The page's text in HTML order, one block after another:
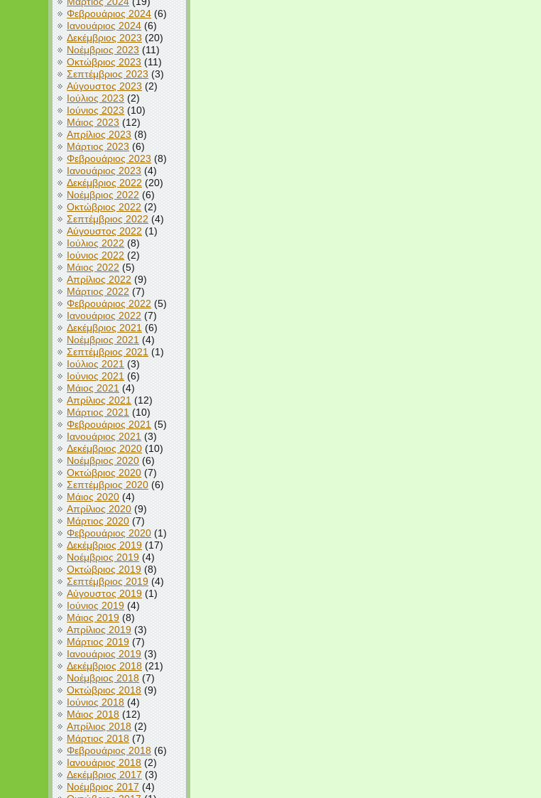
Φεβρουάριος 2024 (6)
Ιανουάριος 2024 (6)
Δεκέμβριος 2023 (20)
Νοέμβριος 2023 (11)
Οκτώβριος 2023 (11)
Σεπτέμβριος 2023 (3)
Αύγουστος 2023 (2)
Ιούλιος 2023 (2)
Ιούνιος 2023 (10)
Μάιος 2023 (12)
Απρίλιος 2023 (8)
Μάρτιος 2023 (6)
Φεβρουάριος 2023 (8)
Ιανουάριος 2023 (4)
Δεκέμβριος 2022 (20)
Νοέμβριος 2022 (6)
Οκτώβριος 2022 (2)
Σεπτέμβριος 2022 (4)
Αύγουστος 2022 (1)
Ιούλιος 2022 (8)
Ιούνιος 2022 (2)
Μάιος 2022 (5)
Απρίλιος 2022 (9)
Μάρτιος 2022 (7)
Φεβρουάριος 2022 (5)
Ιανουάριος 2022 (7)
Δεκέμβριος 2021 (6)
Νοέμβριος 2021 (4)
Σεπτέμβριος 2021 (1)
Ιούλιος 2021 (3)
Ιούνιος 2021 (6)
Μάιος 2021 (4)
Απρίλιος 2021 (12)
Μάρτιος 2021 (10)
Φεβρουάριος 2021 (5)
Ιανουάριος 2021 (3)
Δεκέμβριος 2020 (10)
Νοέμβριος 2020 (6)
Οκτώβριος 2020 (7)
Σεπτέμβριος 2020 (6)
Μάιος 2020 (4)
Απρίλιος 2020 (9)
Μάρτιος 2020 (7)
Φεβρουάριος 2020 (1)
Δεκέμβριος 2019 (17)
Νοέμβριος 2019 (4)
Οκτώβριος 2019 (8)
Σεπτέμβριος 2019 (4)
Αύγουστος 2019 (1)
Ιούνιος 2019 (4)
Μάιος 2019 (8)
Απρίλιος 2019 (3)
Μάρτιος 2019 (7)
Ιανουάριος 2019 (3)
Δεκέμβριος 2018 (21)
Νοέμβριος 2018 (7)
Οκτώβριος 2018 (9)
Ιούνιος 2018 (4)
Μάιος 2018 (12)
Απρίλιος 2018 (2)
Μάρτιος 2018 (7)
Φεβρουάριος 2018 (6)
Ιανουάριος 2018 (2)
Δεκέμβριος 2017 (3)
Νοέμβριος 2017 (4)